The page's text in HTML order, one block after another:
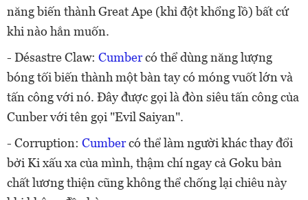
năng biến thành Great Ape (khỉ đột khổng lồ) bất cứ
khi nào hắn muốn.
- Désastre Claw: Cumbercó thể dùng năng lượng
bóng tối biến thành một bàn tay có móng vuốt lớn và
tấn công với nó. Đây được gọi là đòn siêu tấn công của
Cunber với tên gọi "Evil Saiyan".
- Corruption: Cumbercó thể làm người khác thay đổi
bởi Ki xấu xa của mình, thậm chí ngay cả Goku bản
chất lương thiện cũng không thể chống lại chiêu này